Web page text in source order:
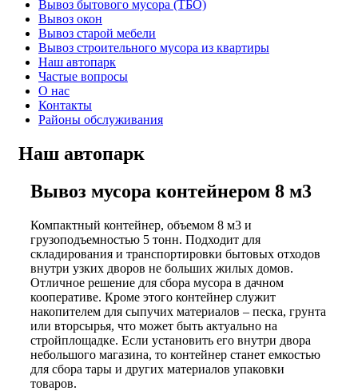
Вывоз бытового мусора (ТБО)
Вывоз окон
Вывоз старой мебели
Вывоз строительного мусора из квартиры
Наш автопарк
Частые вопросы
О нас
Контакты
Районы обслуживания
Наш автопарк
Вывоз мусора контейнером 8 м3
Компактный контейнер, объемом 8 м3 и
грузоподъемностью 5 тонн. Подходит для
складирования и транспортировки бытовых отходов
внутри узких дворов не больших жилых домов.
Отличное решение для сбора мусора в дачном
кооперативе. Кроме этого контейнер служит
накопителем для сыпучих материалов – песка, грунта
или вторсырья, что может быть актуально на
стройплощадке. Если установить его внутри двора
небольшого магазина, то контейнер станет емкостью
для сбора тары и других материалов упаковки
товаров.